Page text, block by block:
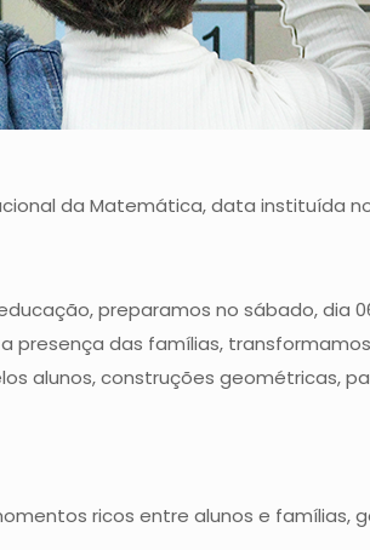
da Matemática, data instituída
preparamos no sábado, dia
a presença das famílias,
alunos, construções
ricos entre alunos e